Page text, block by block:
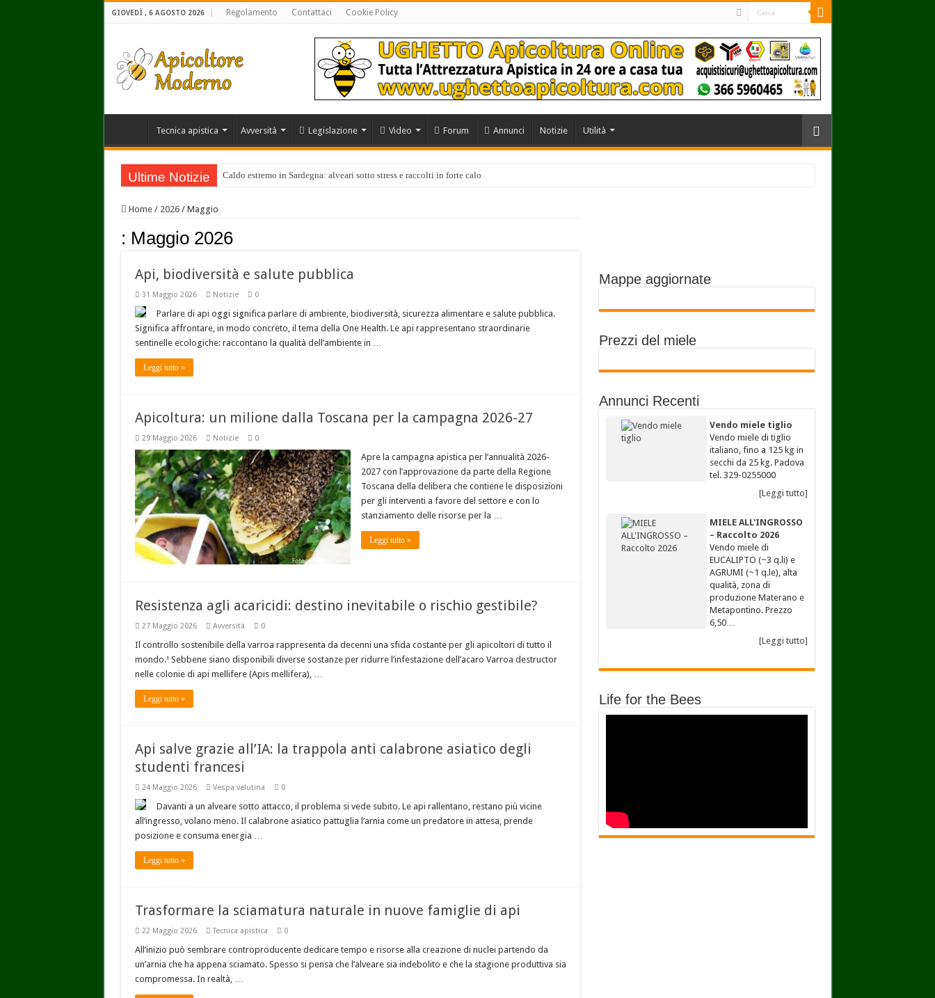
GIOVEDÌ , 6 AGOSTO 2026 Regolamento Contattaci Cookie Policy
Tecnica apistica Avversità Legislazione Video Forum Annunci Notizie Utilità
Ultime Notizie Caldo estremo in Sardegna: alveari sotto stress e raccolti in forte calo
Home / 2026 / Maggio
: Maggio 2026
Api, biodiversità e salute pubblica
31 Maggio 2026 Notizie 0
Parlare di api oggi significa parlare di ambiente, biodiversità, sicurezza alimentare e salute pubblica.
Significa affrontare, in modo concreto, il tema della One Health. Le api rappresentano straordinarie
sentinelle ecologiche: raccontano la qualità dell’ambiente in …
Leggi tutto »
Apicoltura: un milione dalla Toscana per la campagna 2026-27
29 Maggio 2026 Notizie 0
Apre la campagna apistica per l’annualità 2026-
2027 con l’approvazione da parte della Regione
Toscana della delibera che contiene le disposizioni
per gli interventi a favore del settore e con lo
stanziamento delle risorse per la …
Leggi tutto »
Resistenza agli acaricidi: destino inevitabile o rischio gestibile?
27 Maggio 2026 Avversità 0
Il controllo sostenibile della varroa rappresenta da decenni una sfida costante per gli apicoltori di tutto il
mondo.¹ Sebbene siano disponibili diverse sostanze per ridurre l’infestazione dell’acaro Varroa destructor
nelle colonie di api mellifere (Apis mellifera), …
Leggi tutto »
Api salve grazie all’IA: la trappola anti calabrone asiatico degli
studenti francesi
24 Maggio 2026 Vespa velutina 0
Davanti a un alveare sotto attacco, il problema si vede subito. Le api rallentano, restano più vicine
all’ingresso, volano meno. Il calabrone asiatico pattuglia l’arnia come un predatore in attesa, prende
posizione e consuma energia …
Leggi tutto »
Trasformare la sciamatura naturale in nuove famiglie di api
22 Maggio 2026 Tecnica apistica 0
All’inizio può sembrare controproducente dedicare tempo e risorse alla creazione di nuclei partendo da
un’arnia che ha appena sciamato. Spesso si pensa che l’alveare sia indebolito e che la stagione produttiva sia
compromessa. In realtà, …
Mappe aggiornate
Prezzi del miele
Annunci Recenti
Vendo miele tiglio
Vendo miele di tiglio
italiano, fino a 125 kg in
secchi da 25 kg. Padova
tel. 329-0255000
[Leggi tutto]
MIELE ALL'INGROSSO
– Raccolto 2026
Vendo miele di
EUCALIPTO (~3 q.li) e
AGRUMI (~1 q.le), alta
qualità, zona di
produzione Materano e
Metapontino. Prezzo
6,50…
[Leggi tutto]
Life for the Bees